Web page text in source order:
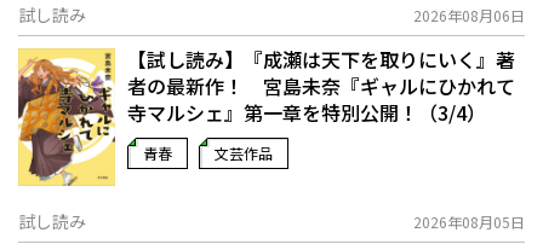
試し読み 2026年08月06日
【試し読み】『成瀬は天下を取りにいく』著
者の最新作！ 宮島未奈『ギャルにひかれて
寺マルシェ』第一章を特別公開！（3/4）
青春 文芸作品
試し読み 2026年08月05日